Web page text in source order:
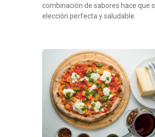
combinación de sabores hace que
elección perfecta y saludable.